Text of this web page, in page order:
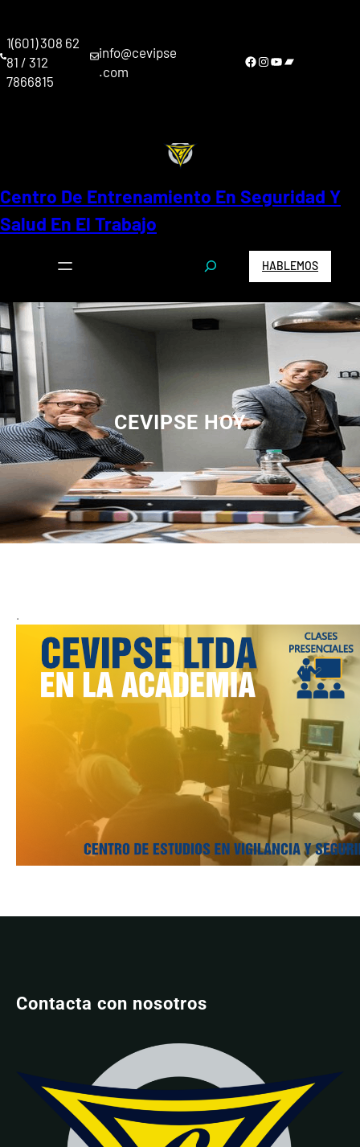
contenido
1(601) 308 62
81 / 312
7866815
info@cevipse
.com
Facebook Instagram YouTube Bandcamp
Centro De Entrenamiento En Seguridad Y
Salud En El Trabajo
S
e
r
c
HABLEMOS
CEVIPSE HOY
.
Contacta con nosotros